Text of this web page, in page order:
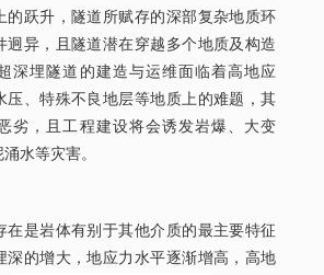
的跃升，隧道所赋存的深部复杂地质环
迥异，且隧道潜在穿越多个地质及构造
深埋隧道的建造与运维面临着高地应
压、特殊不良地层等地质上的难题，其
劣，且工程建设将会诱发岩爆、大变
水等灾害。
在是岩体有别于其他介质的最主要特征
深的增大，地应力水平逐渐增高，高地